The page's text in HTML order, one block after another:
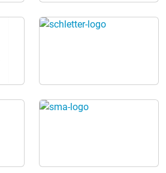
Samstag &
Segeth jeweils ab 13:00 Uhr
für maximalen
Altanlagen nach 20